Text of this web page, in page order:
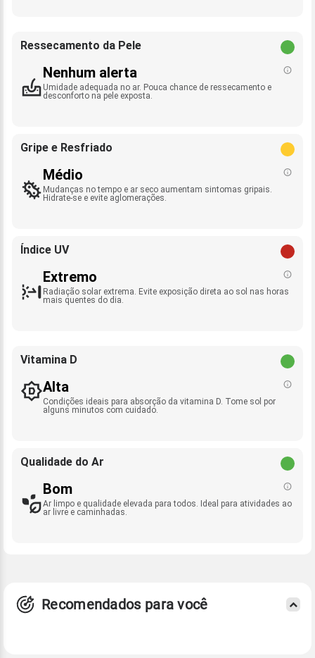
Ressecamento da Pele
Nenhum alerta
Umidade adequada no ar. Pouca chance de ressecamento e
desconforto na pele exposta.
Gripe e Resfriado
Médio
Mudanças no tempo e ar seco aumentam sintomas gripais.
Hidrate-se e evite aglomerações.
Índice UV
Extremo
Radiação solar extrema. Evite exposição direta ao sol nas horas
mais quentes do dia.
Vitamina D
Alta
Condições ideais para absorção da vitamina D. Tome sol por
alguns minutos com cuidado.
Qualidade do Ar
Bom
Ar limpo e qualidade elevada para todos. Ideal para atividades ao
ar livre e caminhadas.
Recomendados para você